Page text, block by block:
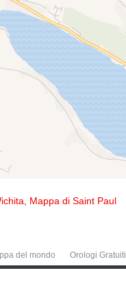
Mappa di Saint Paul
del mondo Orologi Gratuiti